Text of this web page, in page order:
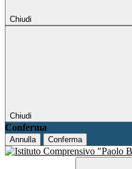
Chiudi
Chiudi
Conferma
Annulla Conferma